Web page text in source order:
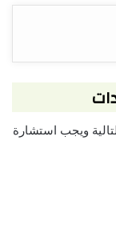
ويجب استشارة